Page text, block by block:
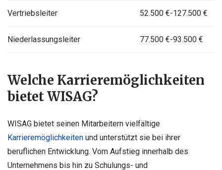
Vertriebsleiter 52.500 €-127.500 €
Niederlassungsleiter 77.500 €-93.500 €
Welche Karrieremöglichkeiten
bietet WISAG?
WISAG bietet seinen Mitarbeitern vielfältige
Karrieremöglichkeiten und unterstützt sie bei ihrer
beruflichen Entwicklung. Vom Aufstieg innerhalb des
Unternehmens bis hin zu Schulungs- und